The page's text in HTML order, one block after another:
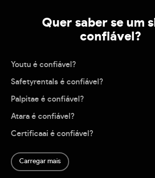
Quer saber se um
confiável?
Youtu é confiável?
Safetyrentals é confiável?
Palpitae é confiável?
Atara é confiável?
Certificaai é confiável?
Carregar mais